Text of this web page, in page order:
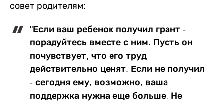
совет родителям:
"Если ваш ребенок получил грант -
порадуйтесь вместе с ним. Пусть он
почувствует, что его труд
действительно ценят. Если не получил
- сегодня ему, возможно, ваша
поддержка нужна еще больше. Не